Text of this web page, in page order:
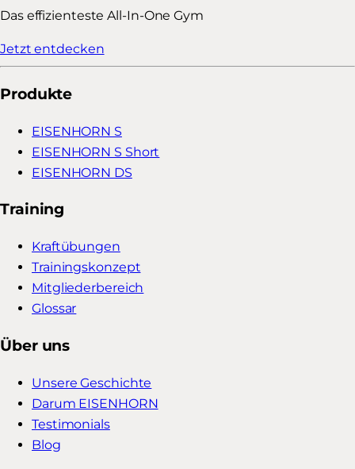
Das effizienteste All-In-One Gym
Jetzt entdecken
Produkte
EISENHORN S
EISENHORN S Short
EISENHORN DS
Training
Kraftübungen
Trainingskonzept
Mitgliederbereich
Glossar
Über uns
Unsere Geschichte
Darum EISENHORN
Testimonials
Blog